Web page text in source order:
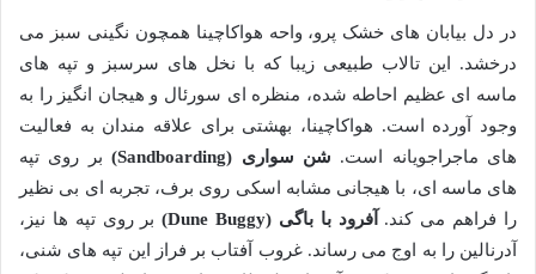
در دل بیابان های خشک پرو، واحه هواکاچینا همچون نگینی سبز می
درخشد. این تالاب طبیعی زیبا که با نخل های سرسبز و تپه های
ماسه ای عظیم احاطه شده، منظره ای سورئال و هیجان انگیز را به
وجود آورده است. هواکاچینا، بهشتی برای علاقه مندان به فعالیت
های ماجراجویانه است. شن سواری (Sandboarding)
بر روی تپه
های ماسه ای، با هیجانی مشابه اسکی روی برف، تجربه ای بی نظیر
را فراهم می کند.
آفرود با باگی (Dune Buggy)
بر روی تپه ها نیز،
آدرنالین را به اوج می رساند. غروب آفتاب بر فراز این تپه های شنی،